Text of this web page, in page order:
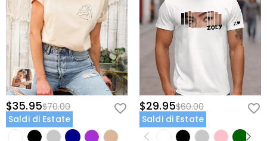
$35.95$70.00
Saldi di Estate
$29.95$60.00
Saldi di Estate